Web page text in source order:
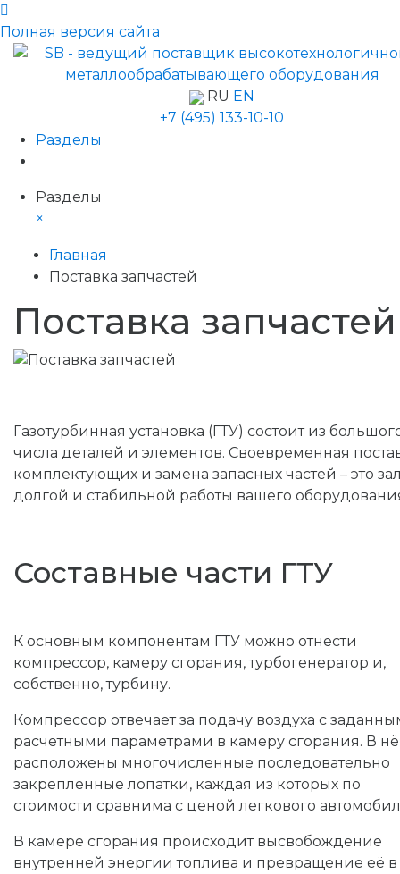
Полная версия сайта
RU EN
+7 (495) 133-10-10
Разделы
Разделы
×
Главная
Поставка запчастей
Поставка запчастей
Газотурбинная установка (ГТУ) состоит из
числа деталей и элементов. Своевременная
комплектующих и замена запасных частей – это
долгой и стабильной работы вашего
Составные части ГТУ
К основным компонентам ГТУ можно отнести
компрессор, камеру сгорания, турбогенератор и,
собственно, турбину.
Компрессор отвечает за подачу воздуха с
расчетными параметрами в камеру сгорания. В
расположены многочисленные последовательно
закрепленные лопатки, каждая из которых по
стоимости сравнима с ценой легкового
В камере сгорания происходит высвобождение
внутренней энергии топлива и превращение её в